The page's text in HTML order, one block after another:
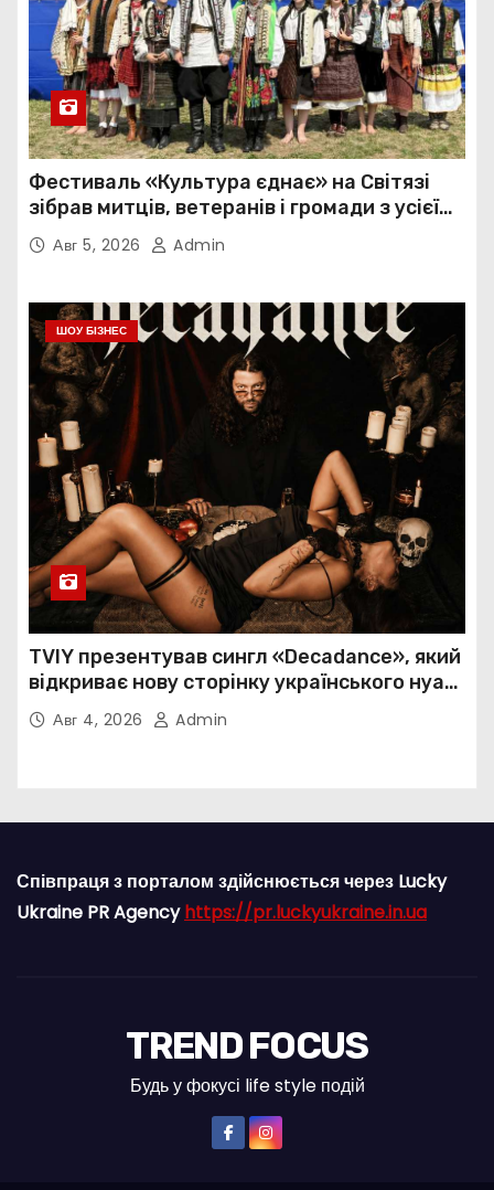
Фестиваль «Культура єднає» на Світязі
зібрав митців, ветеранів і громади з усієї
України
Авг 5, 2026 Admin
ШОУ БІЗНЕС
TVIY презентував сингл «Decadance», який
відкриває нову сторінку українського нуар-
попуАвг 4, 2026 Admin
Співпраця з порталом здійснюється через Lucky
Ukraine PR Agencyhttps://pr.luckyukraine.in.ua
TREND FOCUS
Будь у фокусі life style подій